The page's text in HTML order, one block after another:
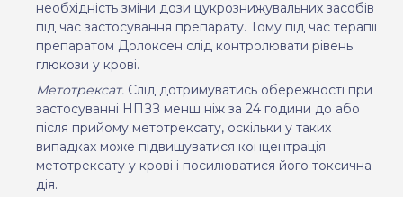
необхідність зміни дози цукрознижувальних засобів
під час застосування препарату. Тому під час терапії
препаратом Долоксен слід контролювати рівень
глюкози у крові.
Метотрексат. Слід дотримуватись обережності при
застосуванні НПЗЗ менш ніж за 24 години до або
після прийому метотрексату, оскільки у таких
випадках може підвищуватися концентрація
метотрексату у крові і посилюватися його токсична
дія.